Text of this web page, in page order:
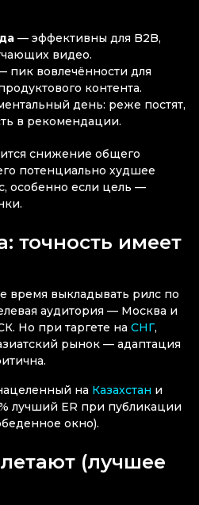
— эффективны для B2B,
видео.
пик вовлечённости для
контента.
день: реже постят,
в рекомендации.
снижение общего
потенциально худшее
особенно если цель —
точность имеет
время выкладывать рилс по
аудитория — Москва и
Но при таргете на СНГ,
рынок — адаптация
на Казахстан и
лучший ER при публикации
окно).
(лучшее